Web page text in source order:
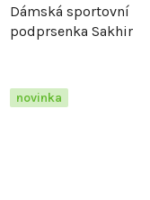
Dámská sportovní
podprsenka Sakhir
novinka